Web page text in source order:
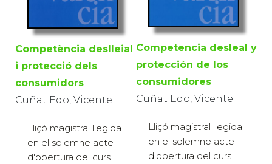
Competència deslleial
i protecció dels
consumidors
Cuñat Edo, Vicente
Lliçó magistral llegida
en el solemne acte
d'obertura del curs
Competencia desleal y
protección de los
consumidores
Cuñat Edo, Vicente
Lliçó magistral llegida
en el solemne acte
d'obertura del curs